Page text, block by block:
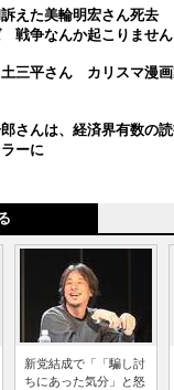
えた美輪明宏さん死去
戦争なんか起こりません
三平さん カリスマ漫画
さんは、経済界有数の
ーに
新党結成で「「騙し討
ちにあった気分」と怒